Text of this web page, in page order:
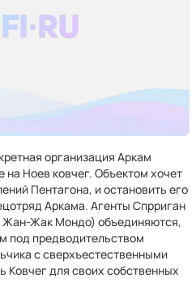
организация Аркам
Ноев ковчег. Объектом хочет
Пентагона, и остановить его
Аркама. Агенты Спрриган
Жак Мондо) объединяются,
под предводительством
с сверхъестественными
Ковчег для своих собственных